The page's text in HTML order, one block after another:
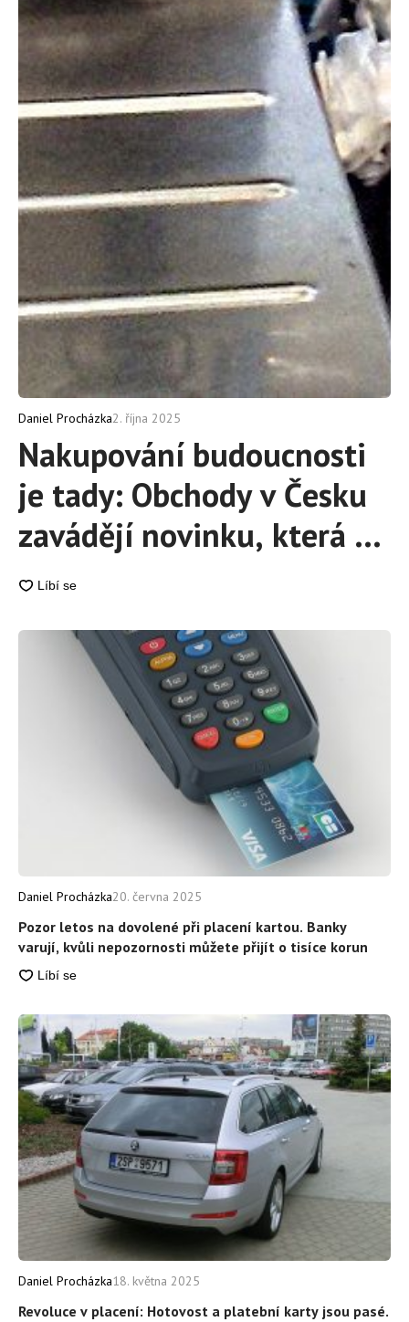
Daniel Procházka2. října 2025
Nakupování budoucnosti
je tady: Obchody v Česku
zavádějí novinku, která od
základu mění způsob
Pozor letos na dovolené při placení kartou. Banky
varují, kvůli nepozornosti můžete přijít o tisíce korun
Daniel Procházka20. června 2025
Revoluce v placení: Hotovost a platební karty jsou pasé.
Daniel Procházka18. května 2025